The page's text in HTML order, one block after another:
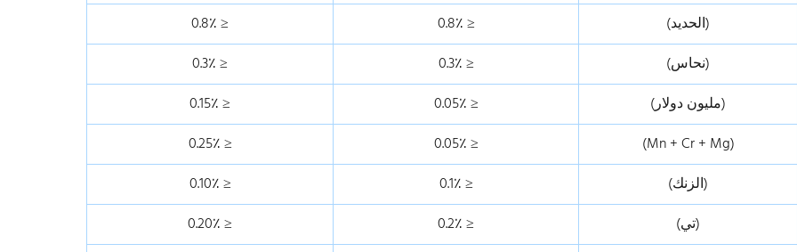
(الحديد)
≤ 0.8٪
≤ 0.8٪
(نحاس)
≤ 0.3٪
≤ 0.3٪
(مليون دولار)
≤ 0.05٪
≤ 0.15٪
(Mn + Cr + Mg)
≤ 0.05٪
≤ 0.25٪
(الزنك)
≤ 0.1٪
≤ 0.10٪
(تي)
≤ 0.2٪
≤ 0.20٪